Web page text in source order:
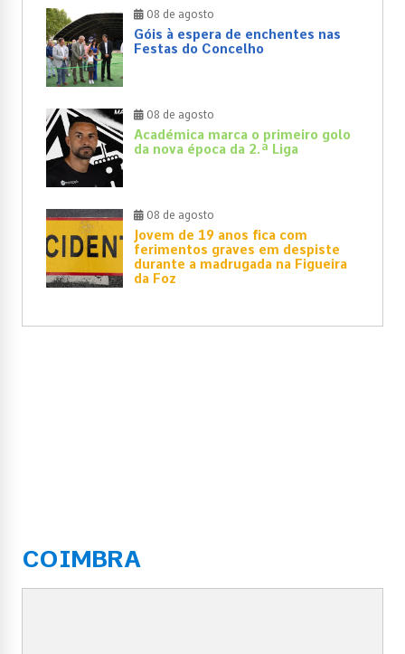
08 de agosto
Góis à espera de enchentes nas
Festas do Concelho
08 de agosto
Académica marca o primeiro golo
da nova época da 2.ª Liga
08 de agosto
Jovem de 19 anos fica com
ferimentos graves em despiste
durante a madrugada na Figueira
da Foz
COIMBRA